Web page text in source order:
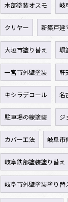
木部塗装オスモ 岐
クリヤー 新築戸
大垣市塗り替え 塀
一宮市外壁塗装 軒
キシラデコール 名
駐車場の線塗装 ジ
カバー工法 岐阜市
岐阜鉄部塗装塗り替え
岐阜市外壁塗装塗り替